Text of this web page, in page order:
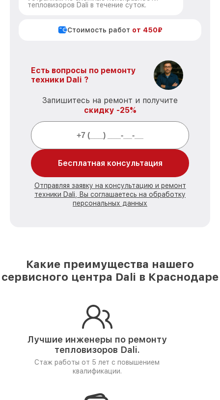
тепловизоров Dali в течение суток.
Стоимость работ от 450₽
Есть вопросы по ремонту
техники Dali ?
Запишитесь на ремонт и получите
скидку -25%
Бесплатная консультация
Отправляя заявку на консультацию и ремонт
техники Dali, Вы соглашаетесь на обработку
персональных данных
Какие преимущества нашего
сервисного центра Dali в Краснодаре
Лучшие инженеры по ремонту
тепловизоров Dali.
Стаж работы от 5 лет с повышением
квалификации.